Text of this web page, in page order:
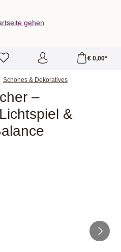
€ 0,00*
Schönes & Dekoratives
–
&